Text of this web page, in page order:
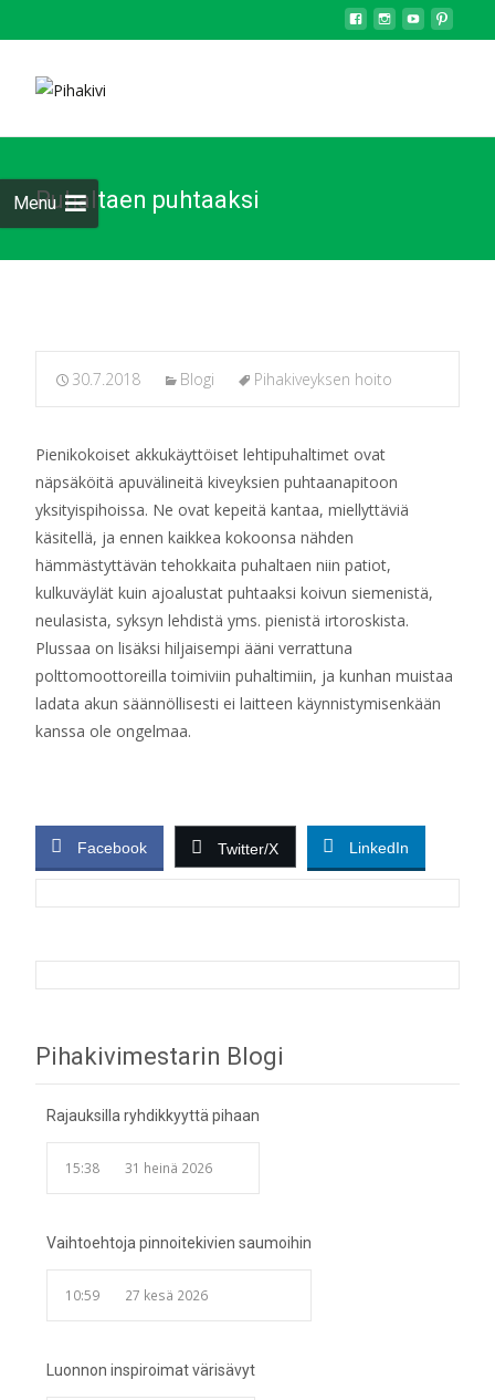
MenuPuhaltaen puhtaaksi
30.7.2018 Blogi Pihakiveyksen hoito
Pienikokoiset akkukäyttöiset lehtipuhaltimet ovat
näpsäköitä apuvälineitä kiveyksien puhtaanapitoon
yksityispihoissa. Ne ovat kepeitä kantaa, miellyttäviä
käsitellä, ja ennen kaikkea kokoonsa nähden
hämmästyttävän tehokkaita puhaltaen niin patiot,
kulkuväylät kuin ajoalustat puhtaaksi koivun siemenistä,
neulasista, syksyn lehdistä yms. pienistä irtoroskista.
Plussaa on lisäksi hiljaisempi ääni verrattuna
polttomoottoreilla toimiviin puhaltimiin, ja kunhan muistaa
ladata akun säännöllisesti ei laitteen käynnistymisenkään
kanssa ole ongelmaa.
Facebook Twitter/X LinkedIn
Post
navigation
Pihakivimestarin Blogi
Rajauksilla ryhdikkyyttä pihaan
15:38 31 heinä 2026
Vaihtoehtoja pinnoitekivien saumoihin
10:59 27 kesä 2026
Luonnon inspiroimat värisävyt